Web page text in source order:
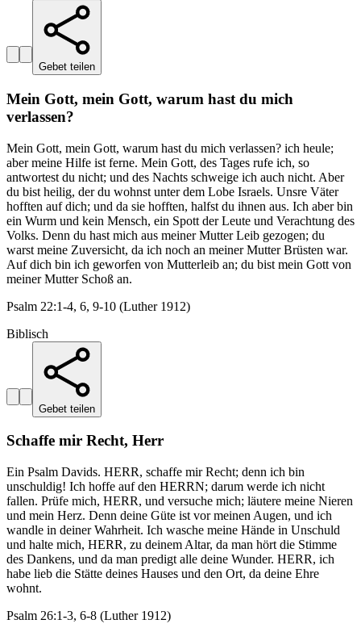
Gebet teilen
Mein Gott, mein Gott, warum hast du mich
verlassen?
Mein Gott, mein Gott, warum hast du mich verlassen? ich heule;
aber meine Hilfe ist ferne. Mein Gott, des Tages rufe ich, so
antwortest du nicht; und des Nachts schweige ich auch nicht. Aber
du bist heilig, der du wohnst unter dem Lobe Israels. Unsre Väter
hofften auf dich; und da sie hofften, halfst du ihnen aus. Ich aber bin
ein Wurm und kein Mensch, ein Spott der Leute und Verachtung des
Volks. Denn du hast mich aus meiner Mutter Leib gezogen; du
warst meine Zuversicht, da ich noch an meiner Mutter Brüsten war.
Auf dich bin ich geworfen von Mutterleib an; du bist mein Gott von
meiner Mutter Schoß an.
Psalm 22:1-4, 6, 9-10 (Luther 1912)
Biblisch
Gebet teilen
Schaffe mir Recht, Herr
Ein Psalm Davids. HERR, schaffe mir Recht; denn ich bin
unschuldig! Ich hoffe auf den HERRN; darum werde ich nicht
fallen. Prüfe mich, HERR, und versuche mich; läutere meine Nieren
und mein Herz. Denn deine Güte ist vor meinen Augen, und ich
wandle in deiner Wahrheit. Ich wasche meine Hände in Unschuld
und halte mich, HERR, zu deinem Altar, da man hört die Stimme
des Dankens, und da man predigt alle deine Wunder. HERR, ich
habe lieb die Stätte deines Hauses und den Ort, da deine Ehre
wohnt.
Psalm 26:1-3, 6-8 (Luther 1912)